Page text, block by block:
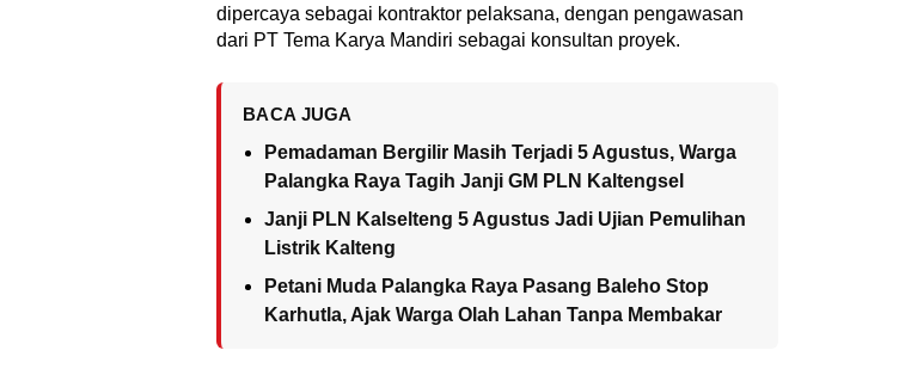
dipercaya sebagai kontraktor pelaksana, dengan pengawasan
dari PT Tema Karya Mandiri sebagai konsultan proyek.
BACA JUGA
Pemadaman Bergilir Masih Terjadi 5 Agustus, Warga
Palangka Raya Tagih Janji GM PLN Kaltengsel
Janji PLN Kalselteng 5 Agustus Jadi Ujian Pemulihan
Listrik Kalteng
Petani Muda Palangka Raya Pasang Baleho Stop
Karhutla, Ajak Warga Olah Lahan Tanpa Membakar